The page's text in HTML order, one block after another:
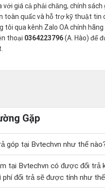
giá cả phải chăng, chính sách
toàn quấc và hỗ trợ kỹ thuật tin
tôi qua kênh Zalo OA chính
thoại 0364223796(A. Hào) để
Gặp
góp tại Bvtechvn như thế
tại Bvtechvn có được đổi trả
phí đổi trả sẽ được tính như